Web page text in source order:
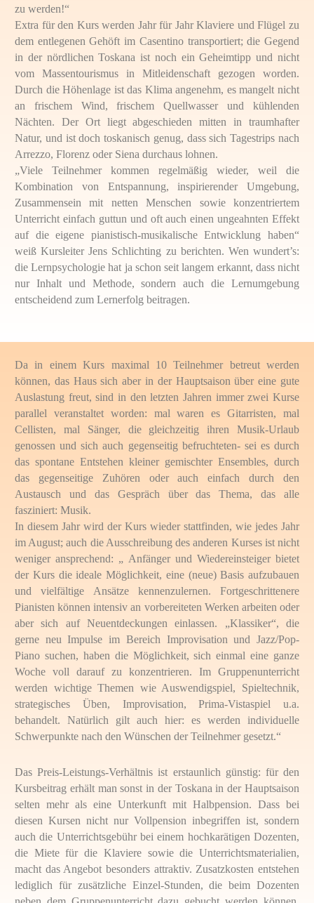
zu werden!“
Extra für den Kurs werden Jahr für Jahr Klaviere und Flügel zu
dem entlegenen Gehöft im Casentino transportiert; die Gegend
in der nördlichen Toskana ist noch ein Geheimtipp und nicht
vom Massentourismus in Mitleidenschaft gezogen worden.
Durch die Höhenlage ist das Klima angenehm, es mangelt nicht
an frischem Wind, frischem Quellwasser und kühlenden
Nächten. Der Ort liegt abgeschieden mitten in traumhafter
Natur, und ist doch toskanisch genug, dass sich Tagestrips nach
Arrezzo, Florenz oder Siena durchaus lohnen.
„Viele Teilnehmer kommen regelmäßig wieder, weil die
Kombination von Entspannung, inspirierender Umgebung,
Zusammensein mit netten Menschen sowie konzentriertem
Unterricht einfach guttun und oft auch einen ungeahnten Effekt
auf die eigene pianistisch-musikalische Entwicklung haben“
weiß Kursleiter Jens Schlichting zu berichten. Wen wundert’s:
die Lernpsychologie hat ja schon seit langem erkannt, dass nicht
nur Inhalt und Methode, sondern auch die Lernumgebung
entscheidend zum Lernerfolg beitragen.
Da in einem Kurs maximal 10 Teilnehmer betreut werden
können, das Haus sich aber in der Hauptsaison über eine gute
Auslastung freut, sind in den letzten Jahren immer zwei Kurse
parallel veranstaltet worden: mal waren es Gitarristen, mal
Cellisten, mal Sänger, die gleichzeitig ihren Musik-Urlaub
genossen und sich auch gegenseitig befruchteten- sei es durch
das spontane Entstehen kleiner gemischter Ensembles, durch
das gegenseitige Zuhören oder auch einfach durch den
Austausch und das Gespräch über das Thema, das alle
fasziniert: Musik.
In diesem Jahr wird der Kurs wieder stattfinden, wie jedes Jahr
im August; auch die Ausschreibung des anderen Kurses ist nicht
weniger ansprechend: „ Anfänger und Wiedereinsteiger bietet
der Kurs die ideale Möglichkeit, eine (neue) Basis aufzubauen
und vielfältige Ansätze kennenzulernen. Fortgeschrittenere
Pianisten können intensiv an vorbereiteten Werken arbeiten oder
aber sich auf Neuentdeckungen einlassen. „Klassiker“, die
gerne neu Impulse im Bereich Improvisation und Jazz/Pop-
Piano suchen, haben die Möglichkeit, sich einmal eine ganze
Woche voll darauf zu konzentrieren. Im Gruppenunterricht
werden wichtige Themen wie Auswendigspiel, Spieltechnik,
strategisches Üben, Improvisation, Prima-Vistaspiel u.a.
behandelt. Natürlich gilt auch hier: es werden individuelle
Schwerpunkte nach den Wünschen der Teilnehmer gesetzt.“
Das Preis-Leistungs-Verhältnis ist erstaunlich günstig: für den
Kursbeitrag erhält man sonst in der Toskana in der Hauptsaison
selten mehr als eine Unterkunft mit Halbpension. Dass bei
diesen Kursen nicht nur Vollpension inbegriffen ist, sondern
auch die Unterrichtsgebühr bei einem hochkarätigen Dozenten,
die Miete für die Klaviere sowie die Unterrichtsmaterialien,
macht das Angebot besonders attraktiv. Zusatzkosten entstehen
lediglich für zusätzliche Einzel-Stunden, die beim Dozenten